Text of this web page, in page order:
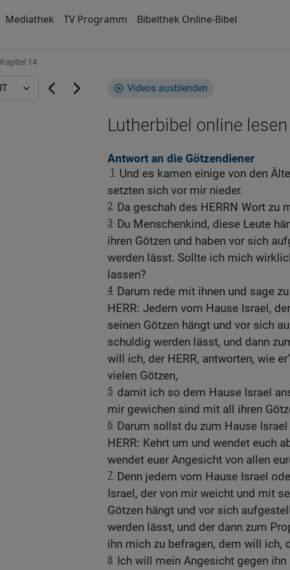
Mediathek TV Programm Bibelthek Online-Bibel
Kapitel 14
Videos ausblenden
Lutherbibel online lesen
Antwort an die Götzendiener
1
Und es kamen einige von den
setzten sich vor mir nieder.
2 Da geschah des HERRN Wort zu
3 Du Menschenkind, diese Leute
ihren Götzen und haben vor sich
werden lässt. Sollte ich mich
lassen?
4 Darum rede mit ihnen und sage
HERR: Jedem vom Hause Israel,
seinen Götzen hängt und vor sich
schuldig werden lässt, und dann
will ich, der HERR, antworten, wie
vielen Götzen,
5 damit ich so dem Hause Israel
mir gewichen sind mit all ihren
6 Darum sollst du zum Hause
HERR: Kehrt um und wendet euch
wendet euer Angesicht von allen
7 Denn jedem vom Hause Israel
Israel, der von mir weicht und mit
Götzen hängt und vor sich
werden lässt, und der dann zum
ihn mich zu befragen, dem will ich,
8 Ich will mein Angesicht gegen